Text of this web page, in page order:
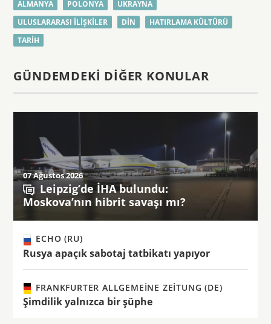
ALMANYA POLONYA
UKRAYNA
ULUSLARARASI ILIŞKILER
DIN
HATIRLAMA KÜLTÜRÜ
TARIH
GÜNDEMDEKI DIĞER KONULAR
07 Ağustos 2026
Leipzig’de İHA bulundu:
Moskova’nın hibrit savaşı mı?
ECHO (RU)
Rusya apaçık sabotaj tatbikatı yapıyor
FRANKFURTER ALLGEMEINE ZEITUNG (DE)
Şimdilik yalnızca bir şüphe